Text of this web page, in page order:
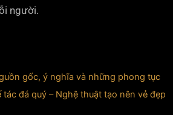
người.
gốc, ý nghĩa và những phong tục
tác đá quý – Nghệ thuật tạo nên vẻ đẹp